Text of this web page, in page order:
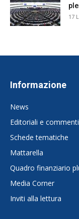
17
Informazione
News
Editoriali e commenti
Schede tematiche
Mattarella
Quadro finanziario
Media Corner
Inviti alla lettura